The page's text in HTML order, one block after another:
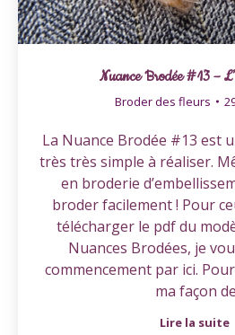
Nuance Brodée #13 –
Broder des fleurs
La Nuance Brodée #13 est
très très simple à réaliser.
en broderie
broder facilement ! Pour
télécharger le pdf du
Nuances Brodées, je
commencement par ici.
ma façon
Lire la suite